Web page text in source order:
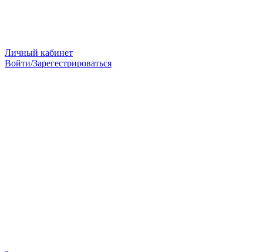
Личный кабинет
Войти/Зарегестрироваться